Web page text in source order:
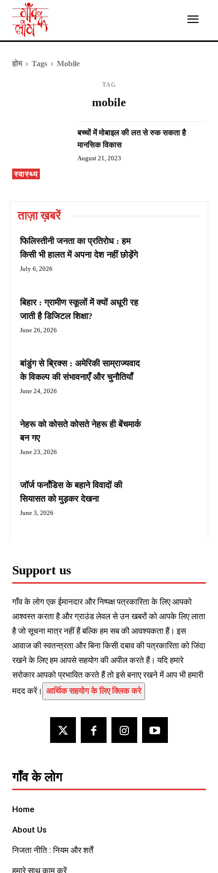
होम Tags Mobile
TAG
mobile
स्वास्थ्य
बच्चों में मोबाइल की लत से रुक सकता है
मानसिक विकास
August 21, 2023
ताज़ा ख़बरें
फिलिस्तीनी जनता का प्रतिरोध : हम
किसी भी हालत में अपना देश नहीं छोड़ेंगे
July 6, 2026
बिहार : ग्रामीण स्कूलों में क्यों अधूरी रह
जाती है डिजिटल शिक्षा?
June 26, 2026
बांडुंग से ब्रिक्स : अमेरिकी साम्राज्यवाद
के विकल्प की संभावनाएँ और चुनौतियाँ
June 24, 2026
नेहरू को कोसते कोसते नेहरू ही बेंचमार्क
बन गए
June 23, 2026
जॉर्ज फर्नांडिस के बहाने विवादों की
सियासत को मुड़कर देखना
June 3, 2026
Support us
गाँव के लोग एक ईमानदार और निष्पक्ष पत्रकारिता के लिए आपको
आश्वस्त करता है और ग्राउंड लेवल से उन खबरों को आपके लिए लाता
है जो सूचना मात्र नहीं हैं बल्कि हम सब की आवश्यकता हैं। इस
आवाज की स्वतन्त्रता और बिना किसी दबाव की पत्रकारिता को जिंदा
रखने के लिए हम आपसे सहयोग की अपील करते हैं। यदि हमारे
सरोकार आपको प्रभावित करते हैं तो इसे बनाए रखने में आप भी हमारी
मदद करें। आर्थिक सहयोग के लिए क्लिक करे
गाँव के लोग
Home
About Us
निजता नीति : नियम और शर्तें
हमारे साथ काम करें